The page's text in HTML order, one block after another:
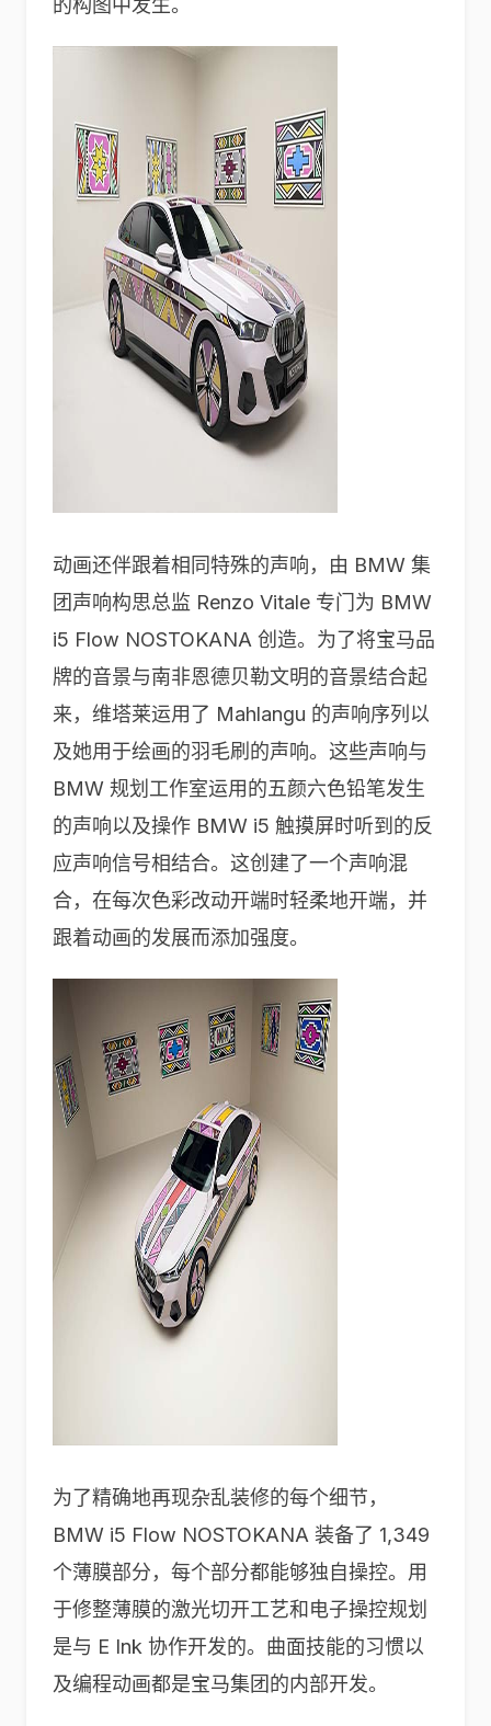
的构图中发生。
动画还伴跟着相同特殊的声响，由 BMW 集
团声响构思总监 Renzo Vitale 专门为 BMW
i5 Flow NOSTOKANA 创造。为了将宝马品
牌的音景与南非恩德贝勒文明的音景结合起
来，维塔莱运用了 Mahlangu 的声响序列以
及她用于绘画的羽毛刷的声响。这些声响与
BMW 规划工作室运用的五颜六色铅笔发生
的声响以及操作 BMW i5 触摸屏时听到的反
应声响信号相结合。这创建了一个声响混
合，在每次色彩改动开端时轻柔地开端，并
跟着动画的发展而添加强度。
为了精确地再现杂乱装修的每个细节，
BMW i5 Flow NOSTOKANA 装备了 1,349
个薄膜部分，每个部分都能够独自操控。用
于修整薄膜的激光切开工艺和电子操控规划
是与 E Ink 协作开发的。曲面技能的习惯以
及编程动画都是宝马集团的内部开发。